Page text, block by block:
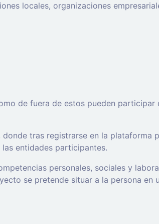
locales, organizaciones
de fuera de estos pueden
tras registrarse en la
entidades participantes.
personales, sociales y
se pretende situar a la persona